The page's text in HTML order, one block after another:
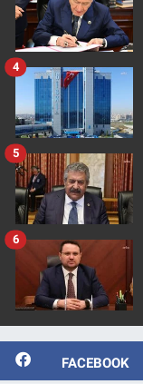
4
5
6
FACEBOOK